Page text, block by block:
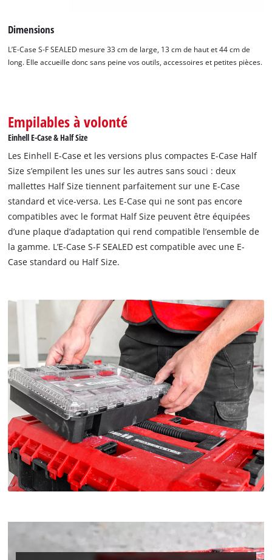
Dimensions
L’E-Case S-F SEALED mesure 33 cm de large, 13 cm de haut et 44 cm de
long. Elle accueille donc sans peine vos outils, accessoires et petites pièces.
Empilables à volonté
Einhell E-Case & Half Size
Les Einhell E-Case et les versions plus compactes E-Case Half
Size s’empilent les unes sur les autres sans souci : deux
mallettes Half Size tiennent parfaitement sur une E-Case
standard et vice-versa. Les E-Case qui ne sont pas encore
compatibles avec le format Half Size peuvent être équipées
d’une plaque d’adaptation qui rend compatible l’ensemble de
la gamme. L’E-Case S-F SEALED est compatible avec une E-
Case standard ou Half Size.